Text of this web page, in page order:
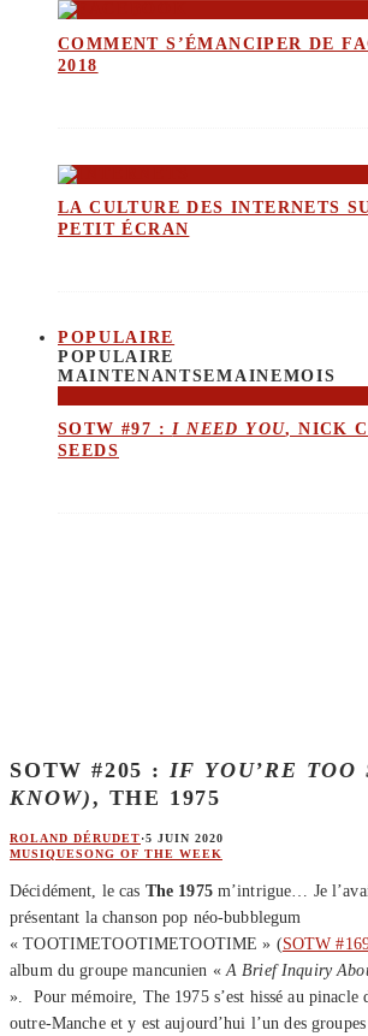
COMMENT S’ÉMANCIPER DE
2018
LA CULTURE DES INTERNETS
PETIT ÉCRAN
POPULAIRE
POPULAIRE
MAINTENANTSEMAINEMOIS
SOTW #97 :I NEED YOU, NICK
SEEDS
SOTW #205 : IF YOU’RE TOO
KNOW), THE 1975
ROLAND DÉRUDET·5 JUIN 2020
MUSIQUESONG OF THE WEEK
Décidément, le cas The 1975m’intrigue… Je
présentant la chanson pop néo-bubblegum
« TOOTIMETOOTIMETOOTIME » (SOTW
album du groupe mancunien « A Brief Inquiry
». Pour mémoire, The 1975 s’est hissé au pinacle
outre-Manche et y est aujourd’hui l’un des